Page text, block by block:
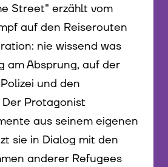
Street" erzählt vom
auf den Reiserouten
nie wissend was
am Absprung, auf der
und den
Protagonist
aus seinem eigenen
sie in Dialog mit den
anderer Refugees